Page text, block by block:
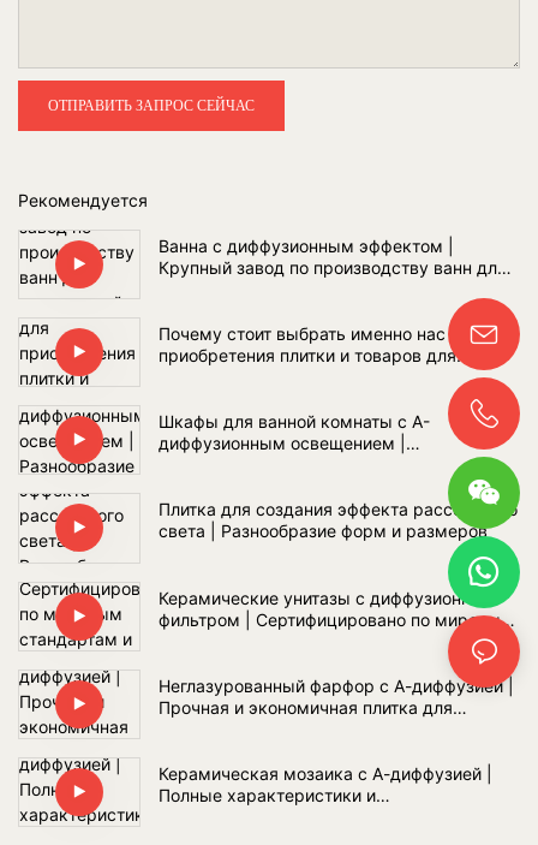
ОТПРАВИТЬ ЗАПРОС СЕЙЧАС
Рекомендуется
Ванна с диффузионным эффектом |
Крупный завод по производству ванн для
Почему стоит выбрать именно нас для
приобретения плитки и товаров для
Шкафы для ванной комнаты с А-
диффузионным освещением |
Разнообразие материалов и оптовые
Плитка для создания эффекта рассеянного
света | Разнообразие форм и размеров
Керамические унитазы с диффузионным
фильтром | Сертифицировано по мировым
стандартам и полный комплект сантехники
Неглазурованный фарфор с А-диффузией |
Прочная и экономичная плитка для
Керамическая мозаика с А-диффузией |
Полные характеристики и